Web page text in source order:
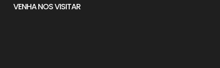
VENHA NOS VISITAR